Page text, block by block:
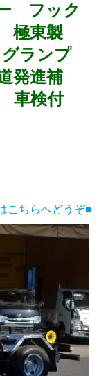
フック
極東製
グランプ
発進補
車検付
こちらへどうぞ■